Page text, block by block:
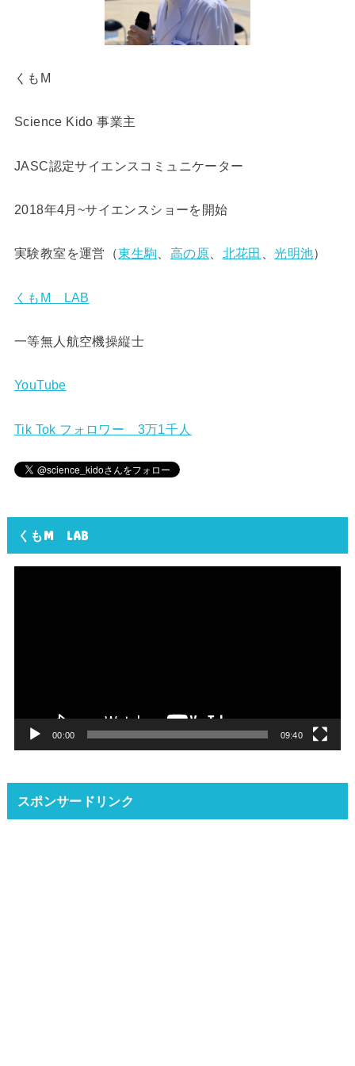
くもM
Science Kido 事業主
JASC認定サイエンスコミュニケーター
2018年4月~サイエンスショーを開始
実験教室を運営（東生駒 高の原 北花田 、光明池）
くもM LAB
一等無人航空機操縦士
YouTube
Tik Tok フォロワー 3万1千人
くもM LAB
00:00 09:40
スポンサードリンク